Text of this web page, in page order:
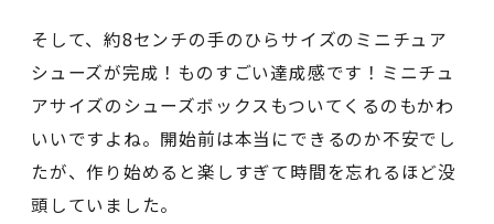
そして、約8センチの手のひらサイズのミニチュア
シューズが完成！ものすごい達成感です！ミニチュ
アサイズのシューズボックスもついてくるのもかわ
いいですよね。開始前は本当にできるのか不安でし
たが、作り始めると楽しすぎて時間を忘れるほど没
頭していました。